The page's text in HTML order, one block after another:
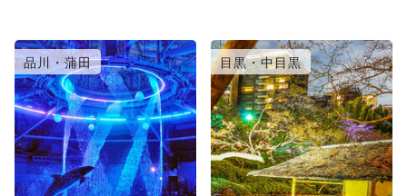
品川・蒲田 目黒・中目黒